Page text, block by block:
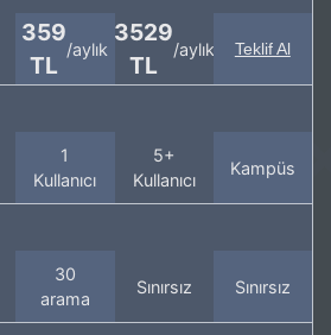
359
TL
/aylık
3529
TL
/aylık Teklif Al
1
Kullanıcı
5+
Kullanıcı
Kampüs
30
arama
Sınırsız Sınırsız